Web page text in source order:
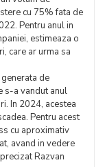
cu 75% fata de
Pentru anul in
estimeaza o
care ar urma sa
de
s-a vandut anul
In 2024, acestea
Pentru acest
cu aproximativ
avand in vedere
Razvan